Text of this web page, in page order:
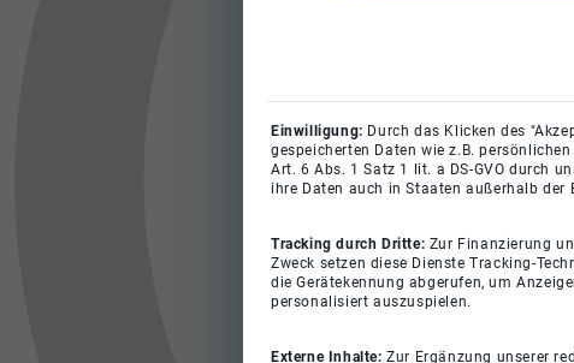
Einwilligung: Durch das Klicken des
gespeicherten Daten wie z.B.
Art. 6 Abs. 1 Satz 1 lit. a DS-GVO durch
ihre Daten auch in Staaten außerhalb der
Tracking durch Dritte: Zur Finanzierung
Zweck setzen diese Dienste Tracking-
die Gerätekennung abgerufen, um
personalisiert auszuspielen.
Externe Inhalte:Zur Ergänzung unserer